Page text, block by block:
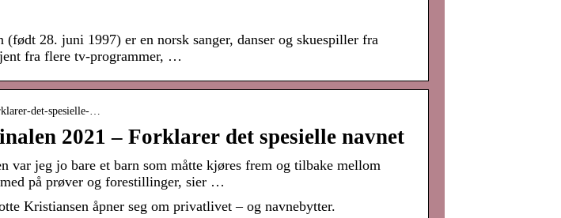
(født 28. juni 1997) er en norsk sanger, danser og skuespiller fra
fra flere tv-programmer, …
det-spesielle-…
2021 – Forklarer det spesielle navnet
var jeg jo bare et barn som måtte kjøres frem og tilbake mellom
på prøver og forestillinger, sier …
Kristiansen åpner seg om privatlivet – og navnebytter.